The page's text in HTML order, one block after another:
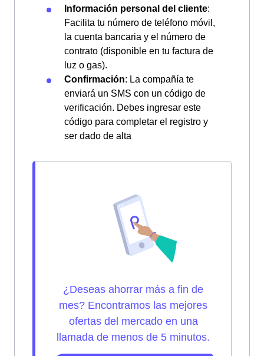
Información personal del cliente:
Facilita tu número de teléfono móvil,
la cuenta bancaria y el número de
contrato (disponible en tu factura de
luz o gas).
Confirmación: La compañía te
enviará un SMS con un código de
verificación. Debes ingresar este
código para completar el registro y
ser dado de alta